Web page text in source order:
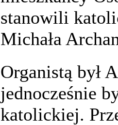
stanowili
Michała
Organistą był
jednocześnie
katolickiej.